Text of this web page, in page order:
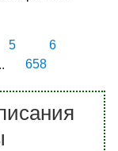
5
6
658